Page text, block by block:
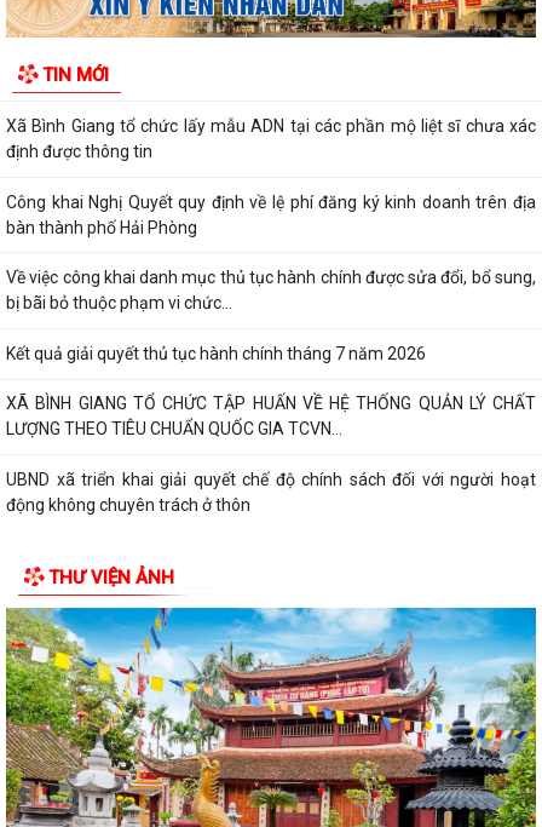
TIN MỚI
kiện cung cấp DVCTT trên Cổng Dịch vụ...
Xã Bình Giang tổ chức lấy mẫu ADN tại các phần mộ liệt sĩ chưa xác
định được thông tin
Công khai Nghị Quyết quy định về lệ phí đăng ký kinh doanh trên địa
bàn thành phố Hải Phòng
Về việc công khai danh mục thủ tục hành chính được sửa đổi, bổ sung,
bị bãi bỏ thuộc phạm vi chức...
Kết quả giải quyết thủ tục hành chính tháng 7 năm 2026
XÃ BÌNH GIANG TỔ CHỨC TẬP HUẤN VỀ HỆ THỐNG QUẢN LÝ CHẤT
LƯỢNG THEO TIÊU CHUẨN QUỐC GIA TCVN...
UBND xã triển khai giải quyết chế độ chính sách đối với người hoạt
động không chuyên trách ở thôn
hỏi ốm đau, trợ cấp đối với một...
Bình Giang triển khai Kế hoạch lấy mẫu hài cốt liệt sĩ
Xã Bình Giang học tập nghị quyết Hôi nghị lần thứ ba Ban Chấp hành
Trung ương Đảng khóa XIV
Về việc phê duyệt quy trình nội bộ giải quyết thủ tục hành chính thuộc
phạm vi chức năng của Sở...
THƯ VIỆN ẢNH